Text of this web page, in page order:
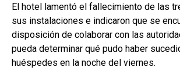
El hotel lamentó el fallecimiento de las
sus instalaciones e indicaron que se
disposición de colaborar con las
pueda determinar qué pudo haber
huéspedes en la noche del viernes.